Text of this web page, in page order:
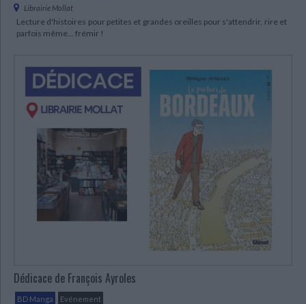
Librairie Mollat
Lecture d'histoires pour petites et grandes oreilles pour s'attendrir, rire et
parfois même... frémir !
Dédicace de François Ayroles
BD Manga
Evénement